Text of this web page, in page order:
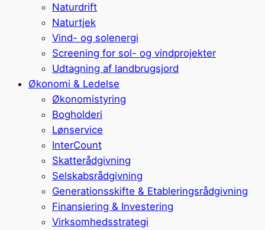
Naturdrift
Naturtjek
Vind- og solenergi
Screening for sol- og vindprojekter
Udtagning af landbrugsjord
Økonomi & Ledelse
Økonomistyring
Bogholderi
Lønservice
InterCount
Skatterådgivning
Selskabsrådgivning
Generationsskifte & Etableringsrådgivning
Finansiering & Investering
Virksomhedsstrategi